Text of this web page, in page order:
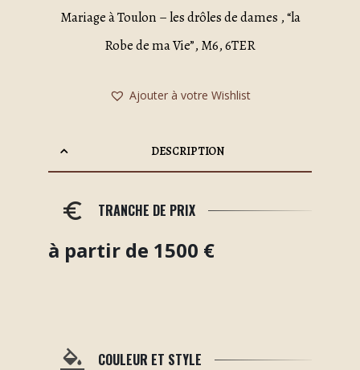
Mariage à Toulon – les drôles de dames , “la
Robe de ma Vie”, M6, 6TER
Ajouter à votre Wishlist
DESCRIPTION
TRANCHE DE PRIX
à partir de 1500 €
COULEUR ET STYLE